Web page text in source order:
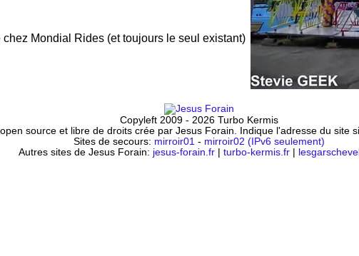
chez Mondial Rides (et toujours le seul existant)
Copyleft 2009 - 2026 Turbo Kermis
source et libre de droits crée par Jesus Forain. Indique l'adresse du site
Sites de secours: mirroir01 - mirroir02 (IPv6 seulement)
Autres sites de Jesus Forain: jesus-forain.fr| turbo-kermis.fr|